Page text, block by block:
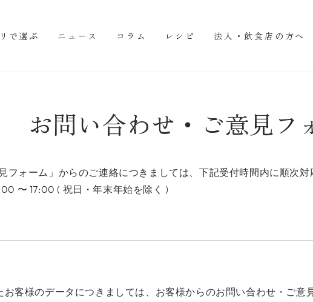
で選ぶ ニュース コラム レシピ 法人・飲食店の方へ
お問い合わせ・ご意見フ
フォーム」からのご連絡につきましては、下記受付時間内に順次対
〜 17:00 ( 祝日・年末年始を除く )
客様のデータにつきましては、お客様からのお問い合わせ・ご意